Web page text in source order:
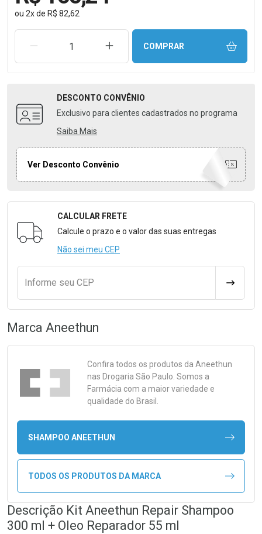
ou 2xde R$ 82,62
REMOVER UMA UNIDADEAUMENTAR UMA UNIDADE
COMPRAR
DESCONTO CONVÊNIO
Exclusivo para clientes cadastrados no programa
Saiba Mais
Ver Desconto Convênio
Formulário para Calcular o Frete
CALCULAR FRETE
Calcule o prazo e o valor das suas entregas
Não sei meu CEP
Informe seu CEP
Marca Aneethun
Confira todos os produtos da Aneethun
nas Drogaria São Paulo. Somos a
Farmácia com a maior variedade e
qualidade do Brasil.
SHAMPOO ANEETHUN
TODOS OS PRODUTOS DA MARCA
Descrição Kit Aneethun Repair Shampoo
300 ml + Oleo Reparador 55 ml